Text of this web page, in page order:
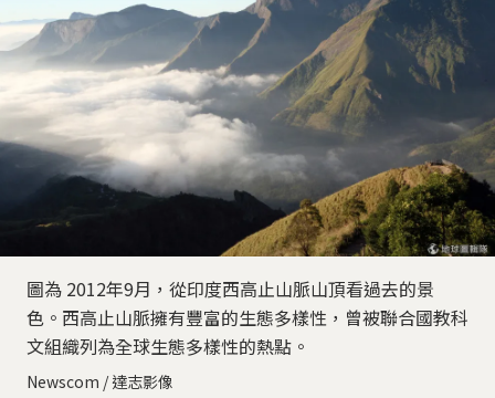
圖為 2012年9月，從印度西高止山脈山頂看過去的景
色。西高止山脈擁有豐富的生態多樣性，曾被聯合國教科
文組織列為全球生態多樣性的熱點。
Newscom / 達志影像